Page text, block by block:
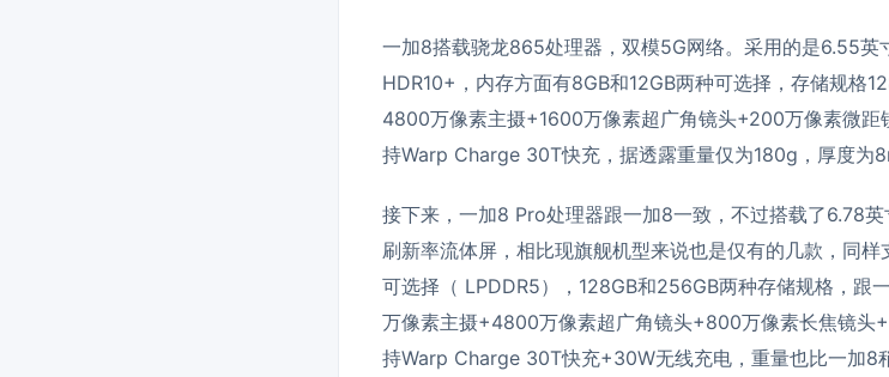
一加8搭载骁龙865处理器，双模5G网络。采用的是6.55
HDR10+，内存方面有8GB和12GB两种可选择，存储规格
4800万像素主摄+1600万像素超广角镜头+200万像素微
持Warp Charge 30T快充，据透露重量仅为180g，厚度为
接下来，一加8 Pro处理器跟一加8一致，不过搭载了6.78
刷新率流体屏，相比现旗舰机型来说也是仅有的几款，同
可选择（ LPDDR5），128GB和256GB两种存储规格，跟
万像素主摄+4800万像素超广角镜头+800万像素长焦镜头
持Warp Charge 30T快充+30W无线充电，重量也比一加8